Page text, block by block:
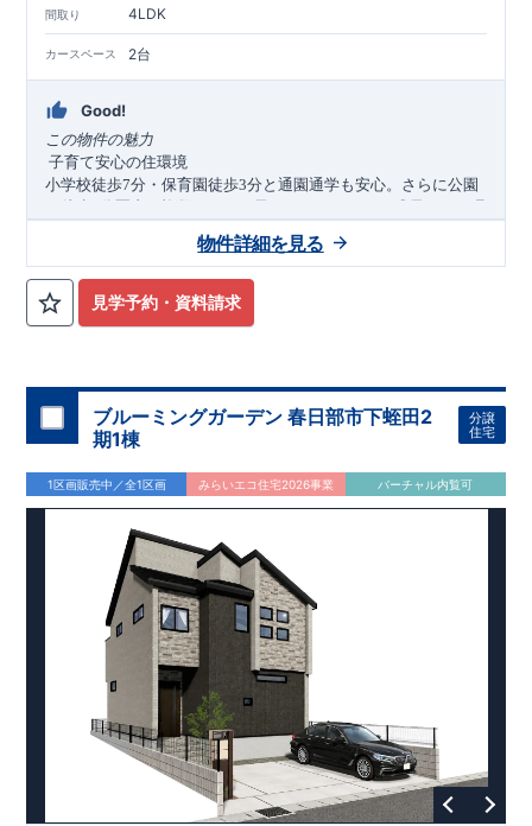
間取り 4LDK
カースペース 2台
Good!
この物件の魅力
子育て安心の住環境
小学校徒歩7分・保育園徒歩3分と通園通学も安心。さらに公園
も徒歩
分圏内に複数あり、お子さまがのびのびと成長できる環
分の快適アクセスと生活利便性
やドラッグストアも徒歩圏内に揃い、毎日の通勤・買い物もス
ムーズに行える暮らしやすい環境です。
機や浴室乾燥機、室内物干しなど家事ラク設備に加え、WICや
可変型プランで将来のライフスタイルにも柔軟に対応できる、
家族想いの住まいです。
アクセス
・ニューシャトル「内宿」駅 徒歩
ロケーション
・小針北小学校（徒歩7分）
・マルエツ伊奈店（徒歩12 分）
・ドラッグセイムス伊奈内宿店（徒歩
・あじさい公園（徒歩 3分） ​ ​ ​東栄住宅ブルーミングガーデン
のこだわりの家づくり
全棟自社一貫体制
もっと詳しく
◇誰が、何をしたか。が明確だからこそ、お客様の安心に繋が
◇設計、施工、営業が互いに協力しあい、最良のプランを提供
いたします。
◇不要な中間マージンを抑えることで、コストダウンに努めて
もっと詳しく
見学予約・資料請求
物件詳細を見る
ブルーミングガーデン 春日部市下蛭田2
期1棟
分譲
住宅
1区画販売中／全1区画 みらいエコ住宅2026事業 バーチャル内覧可